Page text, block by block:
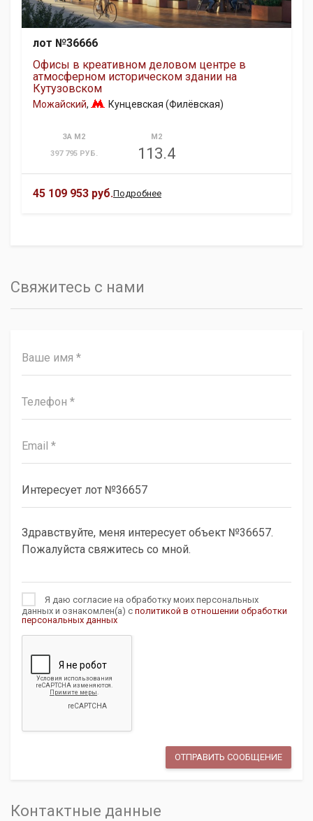
лот №36666
Офисы в креативном деловом центре в
атмосферном историческом здании на
Кутузовском
Можайский, Кунцевская (Филёвская)
ЗА М2
397 795 РУБ.
М2
113.4
45 109 953 руб.Подробнее
Свяжитесь с нами
Я даю согласие на обработку моих персональных
данных и ознакомлен(а) с политикой в отношении обработки
персональных данных
Контактные данные